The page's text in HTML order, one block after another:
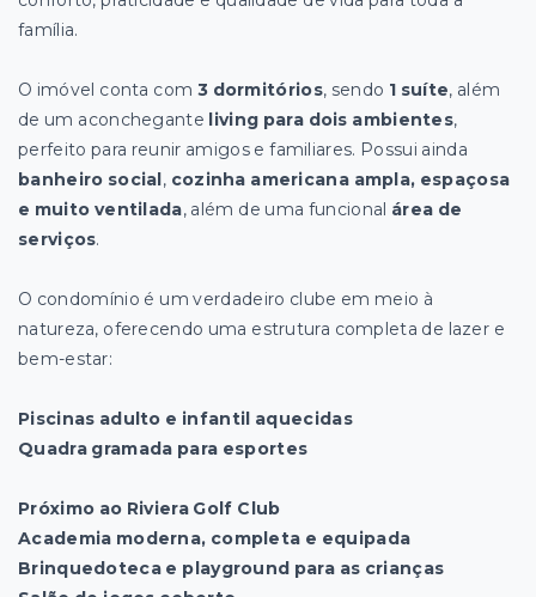
família.
O imóvel conta com 3 dormitórios, sendo 1 suíte, além
de um aconchegante living para dois ambientes,
perfeito para reunir amigos e familiares. Possui ainda
banheiro social, cozinha americana ampla, espaçosa
e muito ventilada, além de uma funcional área de
serviços.
O condomínio é um verdadeiro clube em meio à
natureza, oferecendo uma estrutura completa de lazer e
bem-estar:
Piscinas adulto e infantil aquecidas
Quadra gramada para esportes
Próximo ao Riviera Golf Club
Academia moderna, completa e equipada
Brinquedoteca e playground para as crianças